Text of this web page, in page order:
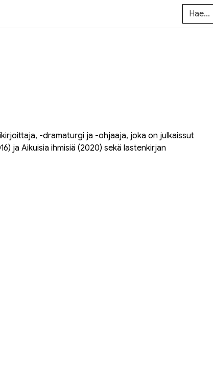
-dramaturgi ja -ohjaaja, joka on julkaissut
ja Aikuisia ihmisiä (2020) sekä lastenkirjan